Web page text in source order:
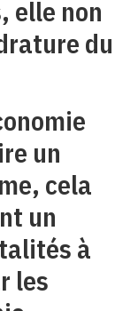
elle non
du
un
cela
un
à
les